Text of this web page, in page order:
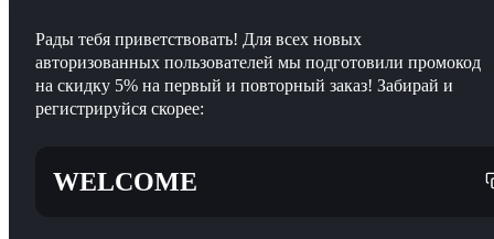
Рады тебя приветствовать! Для всех новых
авторизованных пользователей мы подготовили промокод
на скидку 5% на первый и повторный заказ! Забирай и
регистрируйся скорее:
WELCOME